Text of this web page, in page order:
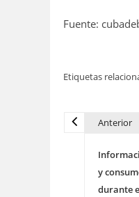
Fuente:
Etiquetas
Anterior
y
durante